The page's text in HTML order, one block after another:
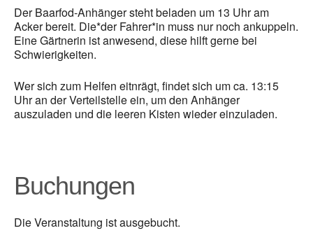
Der Baarfod-Anhänger steht beladen um 13 Uhr am
Acker bereit. Die*der Fahrer*in muss nur noch ankuppeln.
Eine Gärtnerin ist anwesend, diese hilft gerne bei
Schwierigkeiten.
Wer sich zum Helfen eitnrägt, findet sich um ca. 13:15
Uhr an der Verteilstelle ein, um den Anhänger
auszuladen und die leeren Kisten wieder einzuladen.
Buchungen
Die Veranstaltung ist ausgebucht.